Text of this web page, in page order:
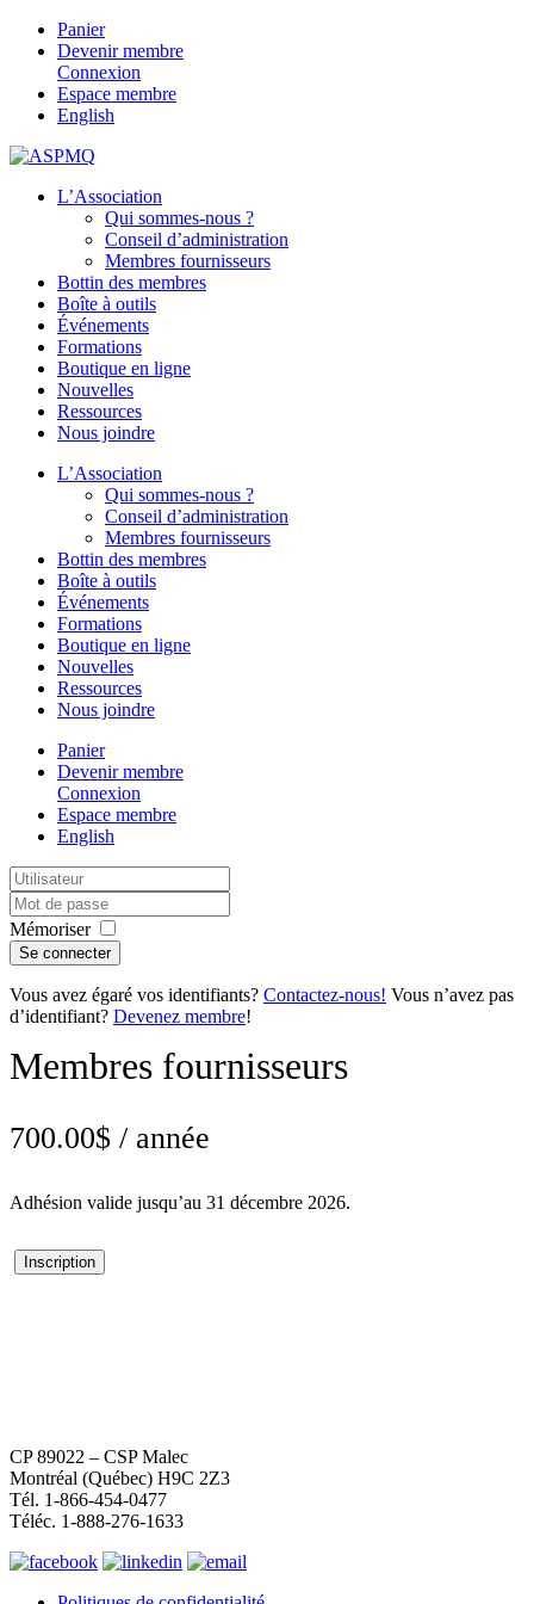
Panier
Devenir membre
Connexion
Espace membre
English
L’Association
Qui sommes-nous ?
Conseil d’administration
Membres fournisseurs
Bottin des membres
Boîte à outils
Événements
Formations
Boutique en ligne
Nouvelles
Ressources
Nous joindre
L’Association
Qui sommes-nous ?
Conseil d’administration
Membres fournisseurs
Bottin des membres
Boîte à outils
Événements
Formations
Boutique en ligne
Nouvelles
Ressources
Nous joindre
Panier
Devenir membre
Connexion
Espace membre
English
Mémoriser
Vous avez égaré vos identifiants? Contactez-nous! Vous n’avez pas
d’identifiant? Devenez membre!
Membres fournisseurs
700.00$ / année
Adhésion valide jusqu’au 31 décembre 2026.
quantité
Inscription
CP 89022 – CSP Malec
Montréal (Québec) H9C 2Z3
Tél. 1-866-454-0477
Téléc. 1-888-276-1633